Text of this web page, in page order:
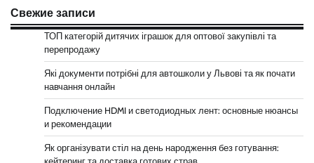
Свежие записи
ТОП категорій дитячих іграшок для оптової закупівлі та
перепродажу
Які документи потрібні для автошколи у Львові та як почати
навчання онлайн
Подключение HDMI и светодиодных лент: основные нюансы
и рекомендации
Як організувати стіл на день народження без готування: